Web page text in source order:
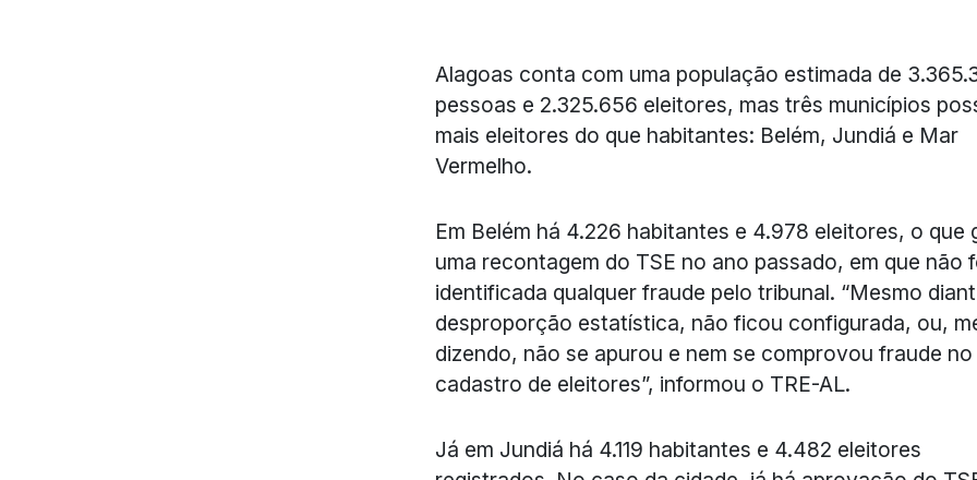
Alagoas conta com uma população estimada de
pessoas e 2.325.656 eleitores, mas três municípios
mais eleitores do que habitantes: Belém, Jundiá e Mar
Vermelho.
Em Belém há 4.226 habitantes e 4.978 eleitores, o que
uma recontagem do TSE no ano passado, em que não
identificada qualquer fraude pelo tribunal. “Mesmo
desproporção estatística, não ficou configurada, ou,
dizendo, não se apurou e nem se comprovou fraude no
cadastro de eleitores”, informou o TRE-AL.
Já em Jundiá há 4.119 habitantes e 4.482 eleitores